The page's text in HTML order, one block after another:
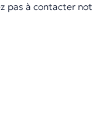
pas à contacter